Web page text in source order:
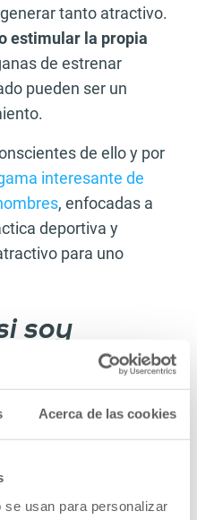
Acerca de las cookies
usan para personalizar
tanto atractivo.
estimular la propia
de estrenar
pueden ser un
de ello y por
interesante de
, enfocadas a
deportiva y
para uno
soy
tipo de pisada.
que van a acometer
más repetida que un